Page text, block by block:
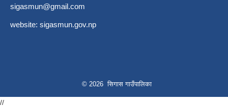
sigasmun@gmail.com
website: sigasmun.gov.np
© 2026 सिगास गाउँपालिका
//